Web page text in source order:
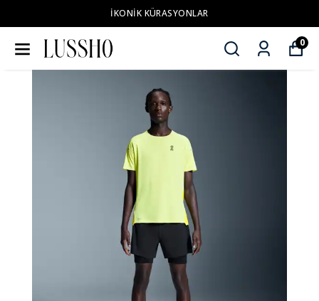
İKONİK KÜRASYONLAR
0